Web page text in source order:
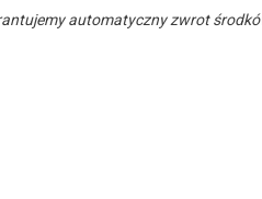
automatyczny zwrot